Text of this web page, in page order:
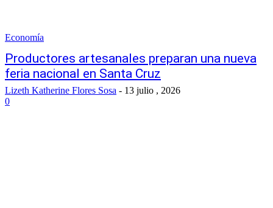
Economía
Productores artesanales preparan una nueva
feria nacional en Santa Cruz
Lizeth Katherine Flores Sosa - 13 julio , 2026
0